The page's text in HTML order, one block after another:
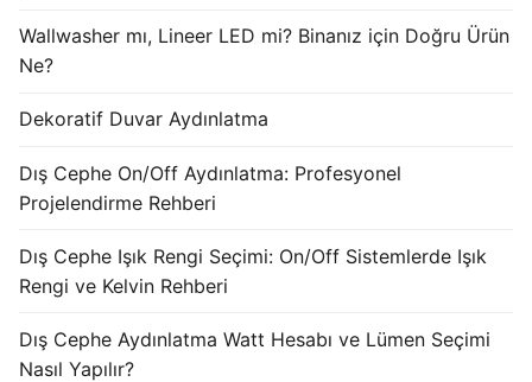
Wallwasher mı, Lineer LED mi? Binanız için Doğru Ürün
Ne?
Dekoratif Duvar Aydınlatma
Dış Cephe On/Off Aydınlatma: Profesyonel
Projelendirme Rehberi
Dış Cephe Işık Rengi Seçimi: On/Off Sistemlerde Işık
Rengi ve Kelvin Rehberi
Dış Cephe Aydınlatma Watt Hesabı ve Lümen Seçimi
Nasıl Yapılır?